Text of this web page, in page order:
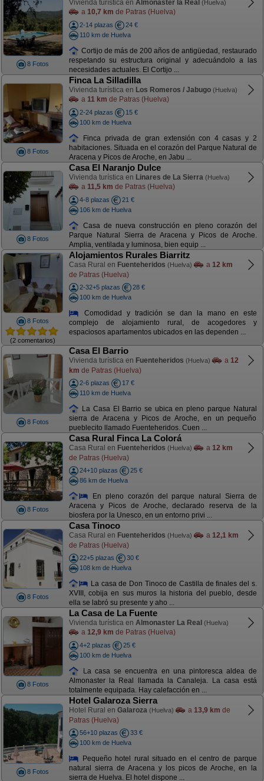
8 Fotos
Vivienda turística en Almonaster la Real (Huelva)
a 10,7 km de Patras (Huelva)
2-14 plazas
24 €
110 km de Huelva
Cortijo de más de 200 años de antigüedad, restaurado
respetando su estructura original y adecuándolo a las
necesidades actuales. El Cortijo ...
8 Fotos
Finca La Silladilla
Vivienda turística en Los Romeros / Jabugo (Huelva)
a 11 km de Patras (Huelva)
2-24 plazas
15 €
100 km de Huelva
Finca privada de gran extensión con 4 casas y 2
habitaciones. Situada en el corazón del Parque Natural de
Aracena y Picos de Aroche, en Jabu ...
8 Fotos
Casa El Naranjo Dulce
Vivienda turística en Linares de La Sierra (Huelva)
a 11,5 km de Patras (Huelva)
4-8 plazas
21 €
106 km de Huelva
Casa de nueva construcción en pleno corazón del
Parque Natural Sierra de Aracena y Picos de Aroche.
Amplia, ventilada y luminosa, bien equip ...
8 Fotos
(2 comentarios)
Alojamientos Rurales Biarritz
Casa Rural en Fuenteheridos (Huelva) a 12 km
de Patras (Huelva)
2-32+5 plazas
28 €
100 km de Huelva
Comodidad y tradición se dan la mano en este
complejo de alojamiento rural, de acogedores y
espaciosos apartamentos ubicados en las dependen ...
8 Fotos
Casa El Barrio
Vivienda turística en Fuenteheridos (Huelva) a 12
km de Patras (Huelva)
2-6 plazas
17 €
110 km de Huelva
La Casa El Barrio se ubica en pleno parque Natural
sierra de Aracena y Picos de Aroche, en un pequeño
pueblecito llamado Fuenteheridos. Cuen ...
8 Fotos
Casa Rural Finca La Colorá
Casa Rural en Fuenteheridos (Huelva) a 12 km
de Patras (Huelva)
24+10 plazas
25 €
86 km de Huelva
En pleno corazón del parque natural Sierra de
Aracena y Picos de Aroche, declarado reserva de la
biosfera por la Unesco, en un entorno privi ...
8 Fotos
Casa Tinoco
Casa Rural en Fuenteheridos (Huelva) a 12,1 km
de Patras (Huelva)
22+5 plazas
30 €
108 km de Huelva
La casa de Don Tinoco de Castilla de finales del s.
XVIII, cobija en sus muros la historia del pueblo, desde
ella se labró su presente y aho ...
8 Fotos
La Casa de La Fuente
Vivienda turística en Almonaster La Real (Huelva)
a 12,9 km de Patras (Huelva)
4+2 plazas
25 €
100 km de Huelva
La casa se encuentra en una pintoresca aldea de
Almonaster la Real llamada la Canaleja. La casa está
totalmente equipada. Hay calefacción en ...
8 Fotos
Hotel Galaroza Sierra
Hotel Rural en Galaroza (Huelva) a 13,9 km de
Patras (Huelva)
56+10 plazas
33 €
100 km de Huelva
Pequeño hotel rural situado en el centro de parque
natural sierra de Aracena y los picos de Aroche, en la
sierra de Huelva. El hotel dispone ...